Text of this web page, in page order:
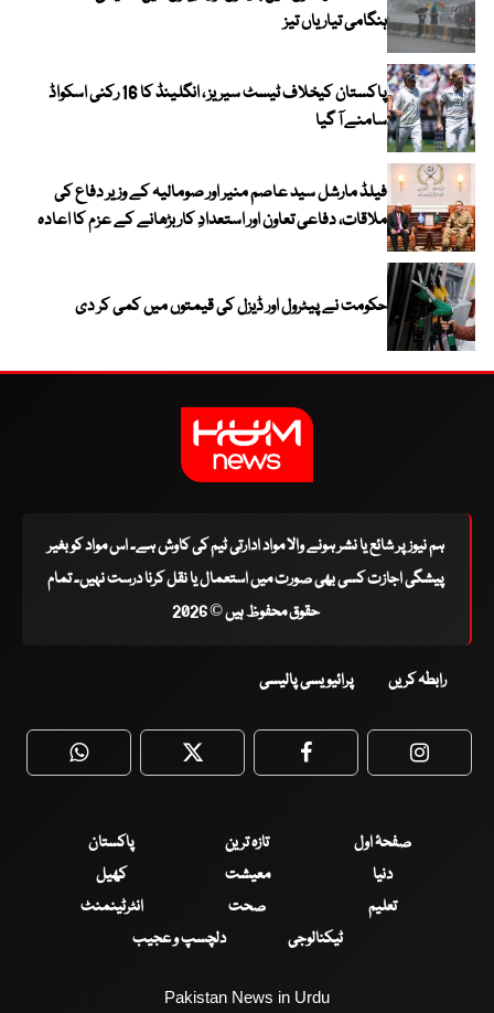
ہنگامی تیاریاں تیز
پاکستان کیخلاف ٹیسٹ سیریز ، انگلینڈ کا 16 رکنی اسکواڈ
سامنے آ گیا
فیلڈ مارشل سید عاصم منیر اور صومالیہ کے وزیر دفاع کی
ملاقات، دفاعی تعاون اور استعدادِ کار بڑھانے کے عزم کا اعادہ
حکومت نے پیٹرول اور ڈیزل کی قیمتوں میں کمی کر دی
ہم نیوز پر شائع یا نشر ہونے والا مواد ادارتی ٹیم کی کاوش ہے۔ اس مواد کو بغیر
پیشگی اجازت کسی بھی صورت میں استعمال یا نقل کرنا درست نہیں۔ تمام
حقوق محفوظ ہیں © 2026
رابطہ کریں پرائیویسی پالیسی
WhatsApp Twitter Facebook
صفحۂ اول تازہ ترین
پاکستان
دنیا
معیشت
کھیل
تعلیم
صحت
انٹرٹینمنٹ
ٹیکنالوجی
دلچسپ و عجیب
Pakistan News in Urdu